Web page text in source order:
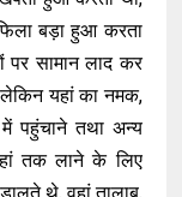
बड़ा हुआ करता
सामान लाद कर
लेकिन यहां का नमक,
पहुंचाने तथा अन्य
तक लाने के लिए